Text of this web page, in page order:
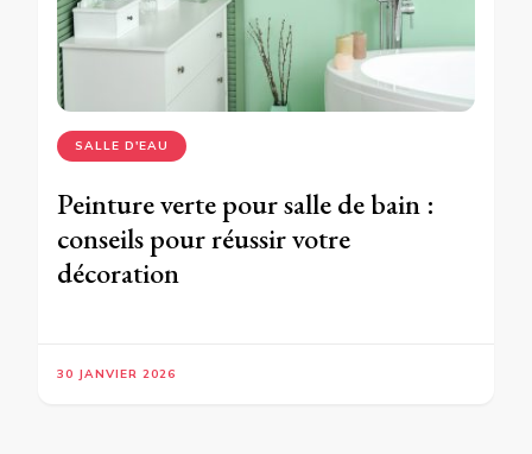
SALLE D'EAU
Peinture verte pour salle de bain :
conseils pour réussir votre
décoration
30 JANVIER 2026